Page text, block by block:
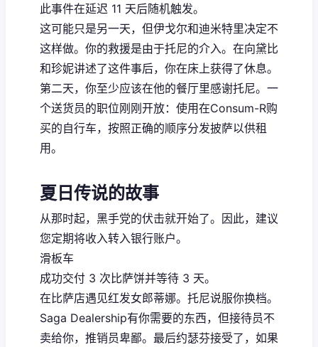
此事件在延迟 11 天后随机触发。
这可能只是另一天，但伊戈尔和迪米特里决定不
这样做。你的救援是由于托尼的介入。在向黛比
和珍妮讲述了这件事后，你在床上获得了休息。
第二天，你至少应该在他的餐厅里感谢托尼。一
个送货员的职位刚刚开放：使用在Consum-R购
买的自行车，按照正确的顺序分发披萨以供租
用。
夏日传说的故事
从那时起，黑手党的伏击就开始了。因此，建议
您定期将收入转入银行账户。
滑板车
成功交付 3 次比萨饼并等待 3 天。
在比萨店遇见红发女郎蒂娜。托尼说服你换档。
Saga Dealership有你需要的东西，但接待员不
卖给你，推销员卑鄙。最后约瑟芬接受了，如果